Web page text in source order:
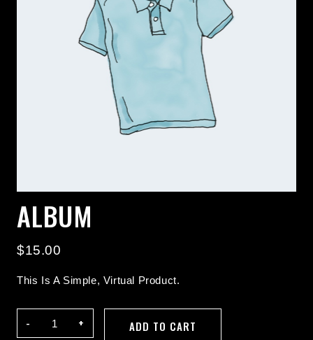
ALBUM
$15.00
This Is A Simple, Virtual Product.
Quantity
ADD TO CART